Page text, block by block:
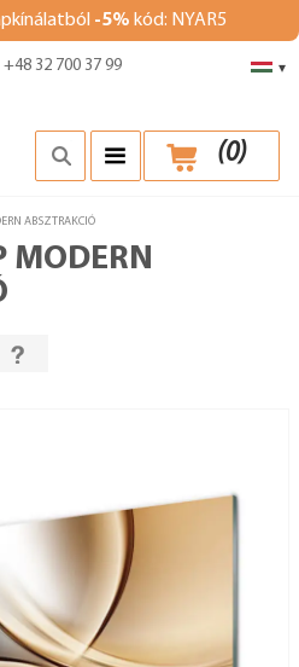
-5% kód: NYAR5
▾
+48 32 700 37 99
(0)
ABSZTRAKCIÓ
MODERN